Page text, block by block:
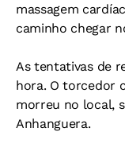
massagem
caminho chegar
As tentativas de
hora. O torcedor
morreu no local,
Anhanguera.